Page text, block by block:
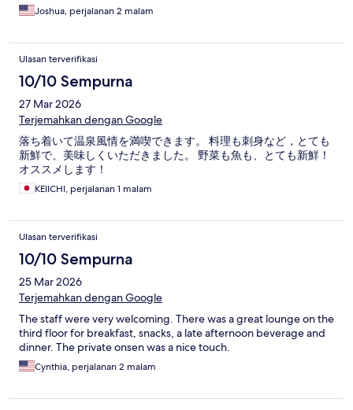
Joshua, perjalanan 2 malam
Ulasan terverifikasi
10/10 Sempurna
27 Mar 2026
Terjemahkan dengan Google
落ち着いて温泉風情を満喫できます。 料理も刺身など，とても
新鮮で、美味しくいただきました。 野菜も魚も、とても新鮮！
オススメします！
KEIICHI, perjalanan 1 malam
Ulasan terverifikasi
10/10 Sempurna
25 Mar 2026
Terjemahkan dengan Google
The staff were very welcoming. There was a great lounge on the
third floor for breakfast, snacks, a late afternoon beverage and
dinner. The private onsen was a nice touch.
Cynthia, perjalanan 2 malam